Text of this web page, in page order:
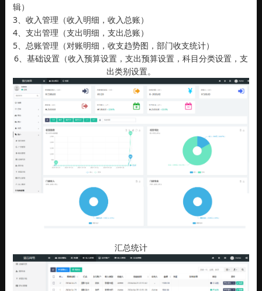
辑）
3、收入管理（收入明细，收入总账）
4、支出管理（支出明细，支出总账）
5、总账管理（对账明细，收支趋势图，部门收支统计）
6、基础设置（收入预算设置，支出预算设置，科目分类设置，支
出类别设置。
汇总统计